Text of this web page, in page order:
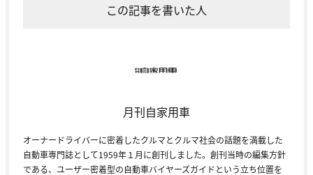
この記事を書いた人
月刊自家用車
オーナードライバーに密着したクルマとクルマ社会の話題を満載した
自動車専門誌として1959年１月に創刊しました。創刊当時の編集方針
である、ユーザー密着型の自動車バイヤーズガイドという立ち位置を